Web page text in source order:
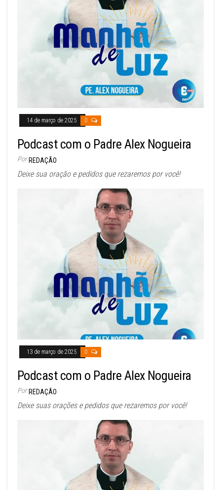
14 de março de 2025 0
Podcast com o Padre Alex Nogueira
Por REDAÇÃO
Deixe sua oração e pedidos que rezaremos por você!
13 de março de 2025 0
Podcast com o Padre Alex Nogueira
Por REDAÇÃO
Deixe suas orações e pedidos que rezaremos por você!